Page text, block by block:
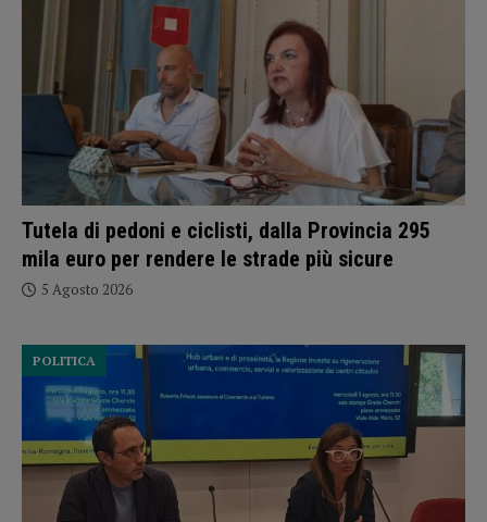
Tutela di pedoni e ciclisti, dalla Provincia 295
mila euro per rendere le strade più sicure
5 Agosto 2026
POLITICA